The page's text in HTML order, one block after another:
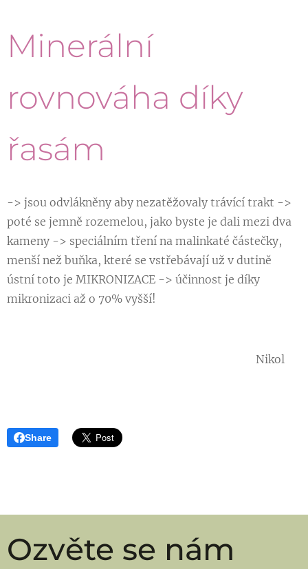
Minerální
rovnováha díky
řasám
-> jsou odvlákněny aby nezatěžovaly trávící trakt ->
poté se jemně rozemelou, jako byste je dali mezi dva
kameny -> speciálním tření na malinkaté částečky,
menší než buňka, které se vstřebávají už v dutině
ústní toto je MIKRONIZACE -> účinnost je díky
mikronizaci až o 70% vyšší!
Nikol ♥
Share
Ozvěte se nám